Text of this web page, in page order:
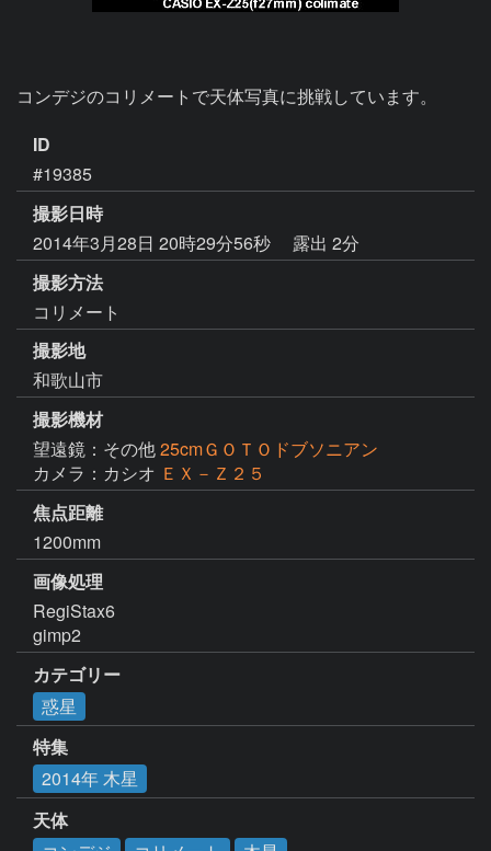
コンデジのコリメートで天体写真に挑戦しています。
ID
#19385
撮影日時
2014年3月28日 20時29分56秒
露出 2分
撮影方法
コリメート
撮影地
和歌山市
撮影機材
望遠鏡：その他25cmＧＯＴＯドブソニアン
カメラ：カシオ ＥＸ－Ｚ２５
焦点距離
1200mm
画像処理
RegiStax6
gimp2
カテゴリー
惑星
特集
2014年 木星
天体